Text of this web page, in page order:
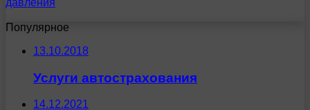
Популярное
13.10.2018
Услуги автострахования
14.12.2021